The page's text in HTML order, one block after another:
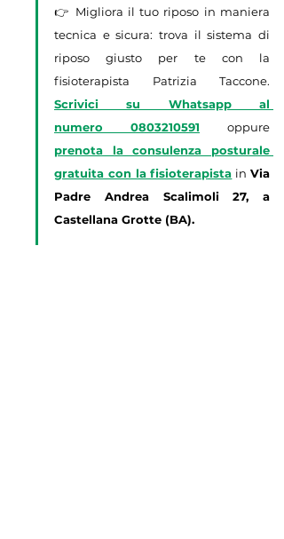
👉 Migliora il tuo riposo in maniera
tecnica e sicura: trova il sistema di
riposo giusto per te con la
Scrivici su Whatsapp al
numero
0803210591
prenota la consulenza posturale
gratuita con la fisioterapista in Via
Padre Andrea Scalimoli 27, a
Castellana Grotte (BA).